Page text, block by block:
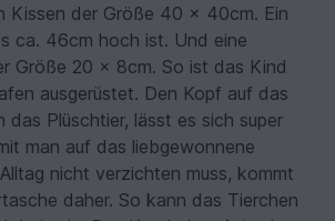
Kissen der Größe 40 x 40cm. Ein
ca. 46cm hoch ist. Und eine
Größe 20 x 8cm. So ist das Kind
ausgerüstet. Den Kopf auf das
das Plüschtier, lässt es sich super
man auf das liebgewonnene
nicht verzichten muss, kommt
daher. So kann das Tierchen